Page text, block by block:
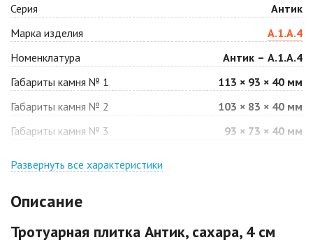
Антрацит
Цена по запросу
Арабская ночь
Цена по запросу
Барселона
Цена по запросу
Белая
Цена по запросу
Цена по запросу
Цена по запросу Цена по запросу
Серия
Антик
Марка изделия
А.1.А.4
Номенклатура
Антик – А.1.А.4
Габариты камня № 1
113 × 93 × 40 мм
Габариты камня № 2
103 × 83 × 40 мм
Габариты камня № 3
93 × 73 × 40 мм
Развернуть все характеристики
Описание
Тротуарная плитка Антик, сахара, 4 см